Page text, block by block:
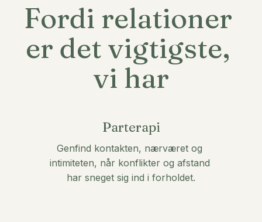
Fordi relationer
er det vigtigste,
vi har
Parterapi
Genfind kontakten, nærværet og
intimiteten, når konflikter og afstand
har sneget sig ind i forholdet.